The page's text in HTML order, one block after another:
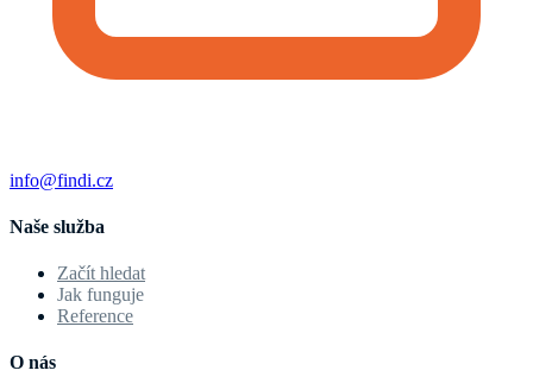
info@findi.cz
Naše služba
Začít hledat
Jak funguje
Reference
O nás